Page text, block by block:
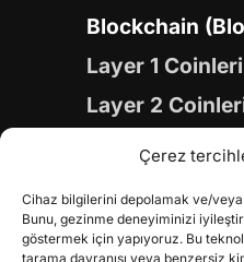
Çerez
Cihaz bilgilerini depolamak ve/
Bunu, gezinme deneyiminizi
göstermek için yapıyoruz. Bu
tarama davranışı veya benzersiz
Blockchain
Layer 1 Coinleri
Layer 2
Yapay Zeka
Gaming